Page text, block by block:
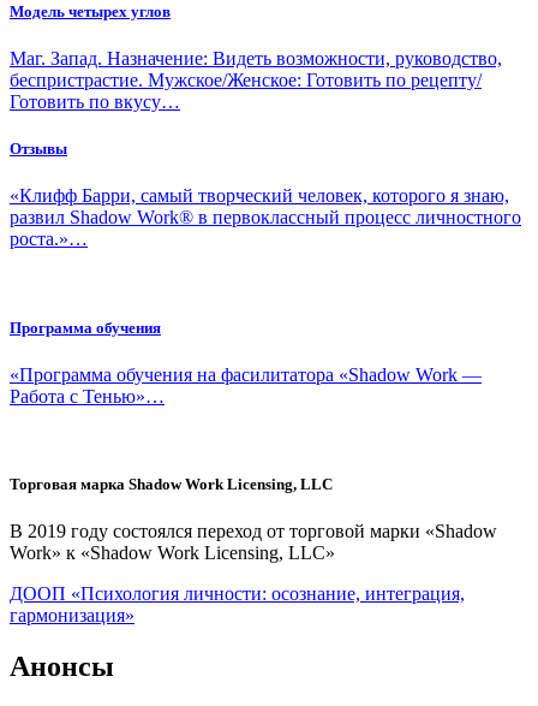
Модель четырех углов
Маг. Запад. Назначение: Видеть возможности, руководство,
беспристрастие. Мужское/Женское: Готовить по рецепту/
Готовить по вкусу…
Отзывы
«Клифф Барри, самый творческий человек, которого я знаю,
развил Shadow Work® в первоклассный процесс личностного
роста.»…
Программа обучения
«Программа обучения на фасилитатора «Shadow Work —
Работа с Тенью»…
Торговая марка Shadow Work Licensing, LLC
В 2019 году состоялся переход от торговой марки «Shadow
Work» к «Shadow Work Licensing, LLC»
ДООП «Психология личности: осознание, интеграция,
гармонизация»
Анонсы